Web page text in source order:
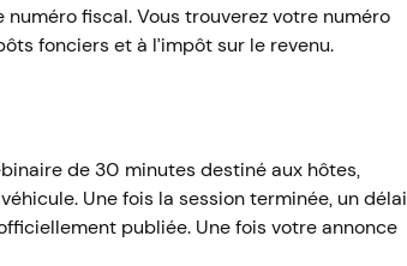
fiscal. Vous trouverez votre numéro
fonciers et à l’impôt sur le revenu.
de 30 minutes destiné aux hôtes,
Une fois la session terminée, un délai
publiée. Une fois votre annonce